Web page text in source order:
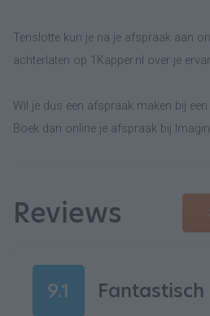
Tenslotte kun je na je afspraak aan
achterlaten op 1Kapper.nl over je
Wil je dus een afspraak maken bij
Boek dan online je afspraak bij
Reviews
9.1 Fantastisch